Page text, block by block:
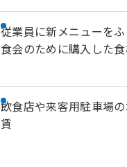
従業員に新メニューを
食会のために購入した
飲食店や来客用駐車場
賃